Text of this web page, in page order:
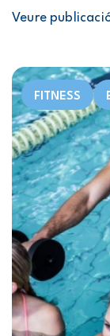
Veure
FITNESS